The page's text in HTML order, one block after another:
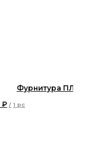
Фурнитура ПЛ60
₽ / 1 pc